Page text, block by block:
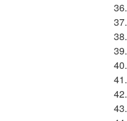
36.
37.
38.
39.
40.
41.
42.
43.